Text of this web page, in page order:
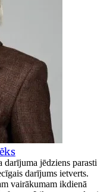
darījuma jēdziens parasti
darījums ietverts.
vairākumam ikdienā